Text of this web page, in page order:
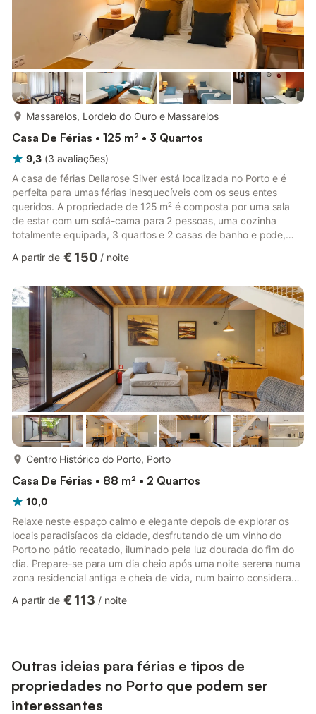
Massarelos, Lordelo do Ouro e Massarelos
Casa De Férias • 125 m² • 3 Quartos
9,3 (3 avaliações)
A casa de férias Dellarose Silver está localizada no Porto e é
perfeita para umas férias inesquecíveis com os seus entes
queridos. A propriedade de 125 m² é composta por uma sala
de estar com um sofá-cama para 2 pessoas, uma cozinha
totalmente equipada, 3 quartos e 2 casas de banho e pode,
incluem acesso Wi-Fi de alta velocidade (adequado para
streaming, ar condicionado e uma máquina de lavar roupa.
Também está disponível um berço para bebés. Este aluguer de
A partir de € 150 / noite
Centro Histórico do Porto, Porto
Casa De Férias • 88 m² • 2 Quartos
10,0
Relaxe neste espaço calmo e elegante depois de explorar os
locais paradisíacos da cidade, desfrutando de um vinho do
Porto no pátio recatado, iluminado pela luz dourada do fim do
dia. Prepare-se para um dia cheio após uma noite serena numa
zona residencial antiga e cheia de vida, num bairro considerado
disponíveis num simples passeio pelas suas ruas — desde
arq...
A partir de € 113 / noite
Outras ideias para férias e tipos de
propriedades no Porto que podem ser
interessantes